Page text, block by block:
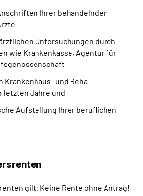
Ihrer behandelnden
Untersuchungen durch
wie Krankenkasse, Agentur für
Krankenhaus- und Reha-
letzten Jahre und
Aufstellung Ihrer beruflichen
gilt: Keine Rente ohne Antrag!